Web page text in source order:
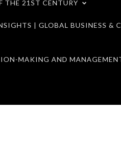
THE 21ST CENTURY
| GLOBAL BUSINESS &
MAKING AND